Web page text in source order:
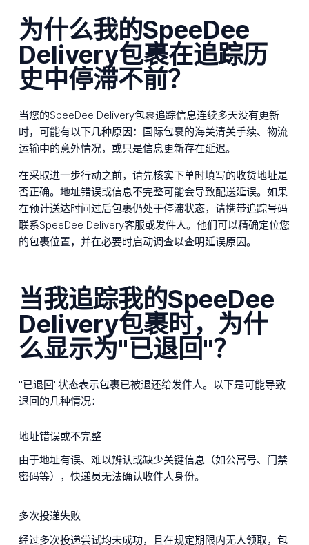
为什么我的SpeeDee
Delivery包裹在追踪历
史中停滞不前？
当您的SpeeDee Delivery包裹追踪信息连续多天没有更新
时，可能有以下几种原因：国际包裹的海关清关手续、物流
运输中的意外情况，或只是信息更新存在延迟。
在采取进一步行动之前，请先核实下单时填写的收货地址是
否正确。地址错误或信息不完整可能会导致配送延误。如果
在预计送达时间过后包裹仍处于停滞状态，请携带追踪号码
联系SpeeDee Delivery客服或发件人。他们可以精确定位您
的包裹位置，并在必要时启动调查以查明延误原因。
当我追踪我的SpeeDee
Delivery包裹时，为什
么显示为"已退回"？
"已退回"状态表示包裹已被退还给发件人。以下是可能导致
退回的几种情况：
地址错误或不完整
由于地址有误、难以辨认或缺少关键信息（如公寓号、门禁
密码等），快递员无法确认收件人身份。
多次投递失败
经过多次投递尝试均未成功，且在规定期限内无人领取，包